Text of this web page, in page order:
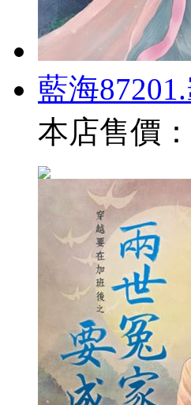
藍海
本店售價：